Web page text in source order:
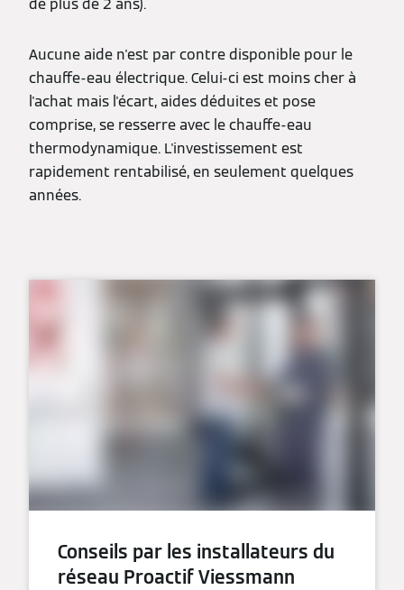
Aucune aide n'est par contre disponible pour le
chauffe-eau électrique. Celui-ci est moins cher à
l'achat mais l'écart, aides déduites et pose
comprise, se resserre avec le chauffe-eau
thermodynamique. L'investissement est
rapidement rentabilisé, en seulement quelques
années.
Conseils par les installateurs du
réseau Proactif Viessmann